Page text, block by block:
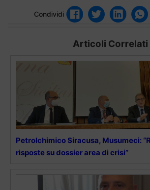
Condividi
Articoli Correlati
Petrolchimico Siracusa, Musumeci:
risposte su dossier area di crisi”